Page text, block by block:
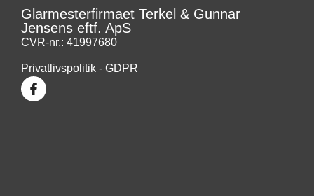
Glarmesterfirmaet Terkel & Gunnar
Jensens eftf. ApS
CVR-nr.: 41997680
Privatlivspolitik - GDPR